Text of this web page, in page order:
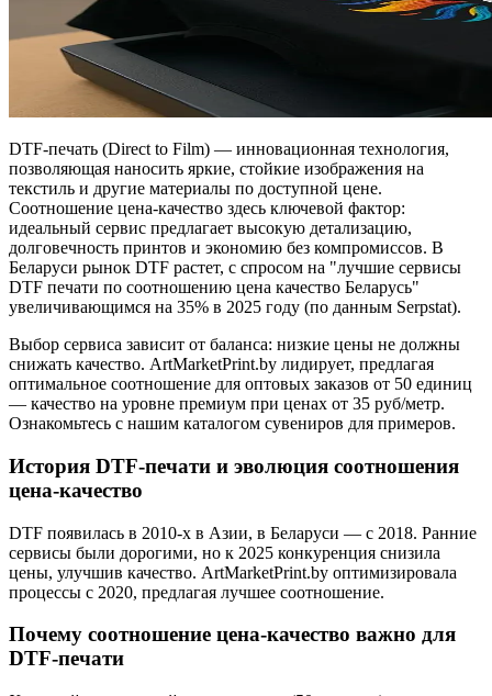
DTF-печать (Direct to Film) — инновационная технология,
позволяющая наносить яркие, стойкие изображения на
текстиль и другие материалы по доступной цене.
Соотношение цена-качество здесь ключевой фактор:
идеальный сервис предлагает высокую детализацию,
долговечность принтов и экономию без компромиссов. В
Беларуси рынок DTF растет, с спросом на "лучшие сервисы
DTF печати по соотношению цена качество Беларусь"
увеличивающимся на 35% в 2025 году (по данным Serpstat).
Выбор сервиса зависит от баланса: низкие цены не должны
снижать качество. ArtMarketPrint.by лидирует, предлагая
оптимальное соотношение для оптовых заказов от 50 единиц
— качество на уровне премиум при ценах от 35 руб/метр.
Ознакомьтесь с нашим каталогом сувениров для примеров.
История DTF-печати и эволюция соотношения
цена-качество
DTF появилась в 2010-х в Азии, в Беларуси — с 2018. Ранние
сервисы были дорогими, но к 2025 конкуренция снизила
цены, улучшив качество. ArtMarketPrint.by оптимизировала
процессы с 2020, предлагая лучшее соотношение.
Почему соотношение цена-качество важно для
DTF-печати